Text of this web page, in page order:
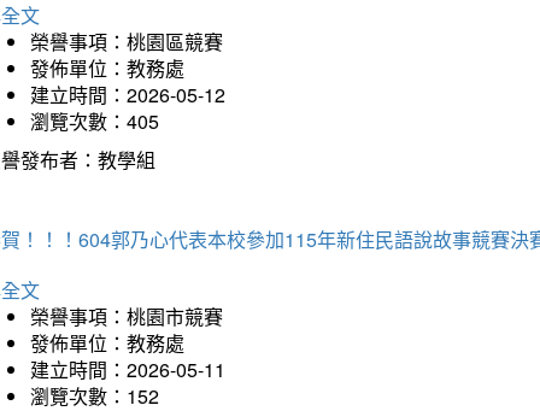
文
榮譽事項：桃園區競賽
發佈單位：教務處
建立時間：2026-05-12
瀏覽次數：405
發布者：教學組
！！！604郭乃心代表本校參加115年新住民語說故事競賽決
文
榮譽事項：桃園市競賽
發佈單位：教務處
建立時間：2026-05-11
瀏覽次數：152